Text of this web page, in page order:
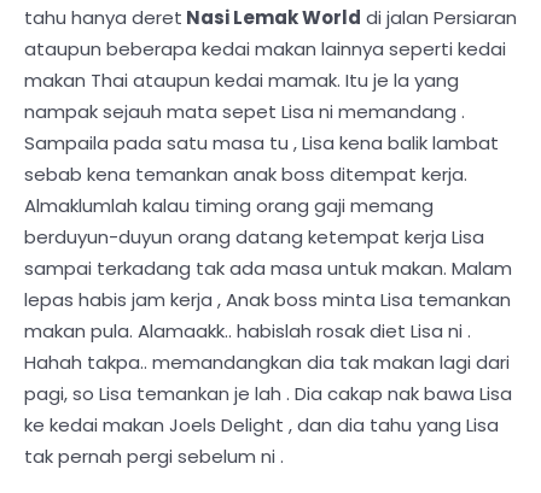
tahu hanya deret Nasi Lemak World di jalan Persiaran
ataupun beberapa kedai makan lainnya seperti kedai
makan Thai ataupun kedai mamak. Itu je la yang
nampak sejauh mata sepet Lisa ni memandang .
Sampaila pada satu masa tu , Lisa kena balik lambat
sebab kena temankan anak boss ditempat kerja.
Almaklumlah kalau timing orang gaji memang
berduyun-duyun orang datang ketempat kerja Lisa
sampai terkadang tak ada masa untuk makan. Malam
lepas habis jam kerja , Anak boss minta Lisa temankan
makan pula. Alamaakk.. habislah rosak diet Lisa ni .
Hahah takpa.. memandangkan dia tak makan lagi dari
pagi, so Lisa temankan je lah . Dia cakap nak bawa Lisa
ke kedai makan Joels Delight , dan dia tahu yang Lisa
tak pernah pergi sebelum ni .